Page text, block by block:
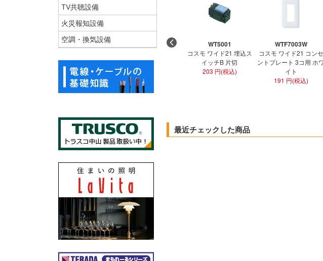
WT5001
コスモ ワイド21 埋込ス
イッチB 片切
203 円(税込)
WTF7003W
コスモ ワイド21 コンセ
ントプレート 3コ用 ホ
イト
191 円(税込)
最近チェックした商品
TV共聴設備
火災報知設備
空調・換気設備